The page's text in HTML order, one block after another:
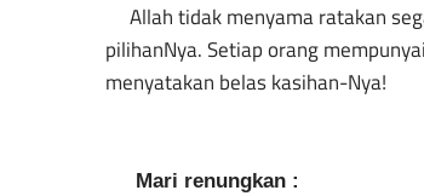
Allah tidak menyama ratakan
pilihanNya. Setiap orang
menyatakan belas kasihan-Nya!
Mari renungkan :